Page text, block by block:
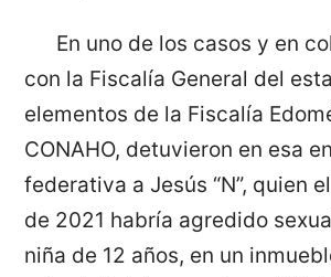
En uno de los casos y en
con la Fiscalía General del
elementos de la Fiscalía
CONAHO, detuvieron en esa
federativa a Jesús “N”, quien
de 2021 habría agredido
niña de 12 años, en un